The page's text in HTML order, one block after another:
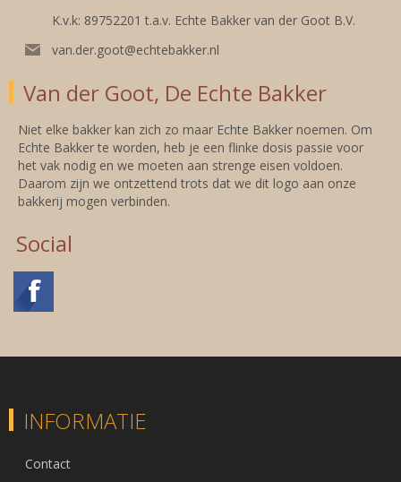
K.v.k: 89752201 t.a.v. Echte Bakker van der Goot B.V.
van.der.goot@echtebakker.nl
Van der Goot, De Echte Bakker
Niet elke bakker kan zich zo maar Echte Bakker noemen. Om
Echte Bakker te worden, heb je een flinke dosis passie voor
het vak nodig en we moeten aan strenge eisen voldoen.
Daarom zijn we ontzettend trots dat we dit logo aan onze
bakkerij mogen verbinden.
Social
INFORMATIE
Contact